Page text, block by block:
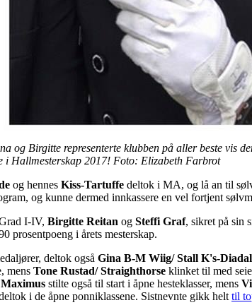
og Birgitte representerte klubben på aller beste vis
i Hallmesterskap 2017! Foto: Elizabeth Farbrot
og hennes Kiss-Tartuffe deltok i MA, og lå an til
og kunne dermed innkassere en vel fortjent
I-IV, Birgitte Reitan og Steffi Graf, sikret på sin
prosentpoeng i årets mesterskap.
deltok også Gina B-M Wiig/ Stall K's-
mens Tone Rustad/ Straighthorse klinket til med
stilte også til start i åpne hesteklasser, mens
i de åpne ponniklassene. Sistnevnte gikk helt til